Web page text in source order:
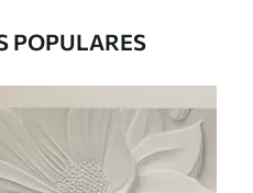
POPULARES